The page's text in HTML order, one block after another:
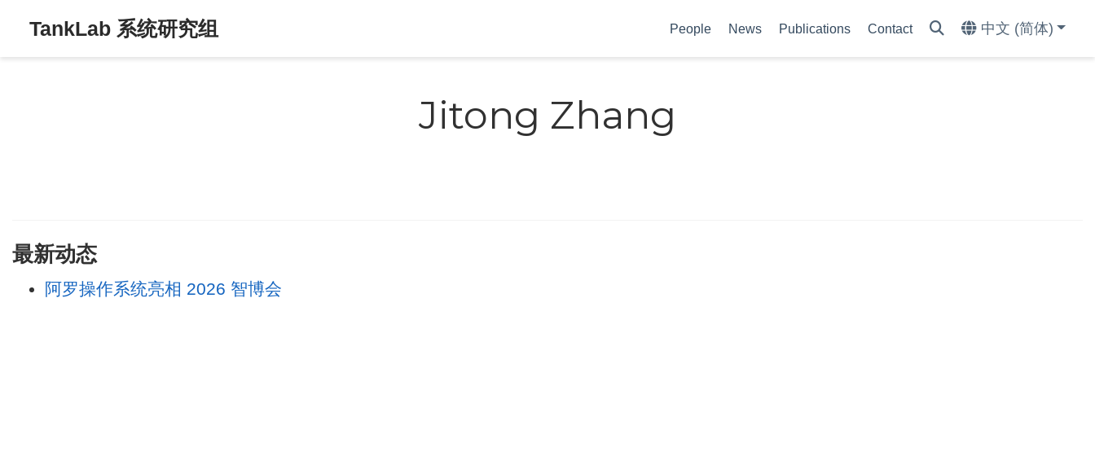
TankLab 系统研究组 People News Publications Contact 中文 (简体)
Jitong Zhang
最新动态
阿罗操作系统亮相 2026 智博会